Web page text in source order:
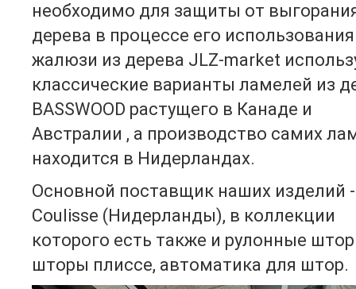
необходимо для защиты от
дерева в процессе его
жалюзи из дерева JLZ-market
классические варианты ламелей из
BASSWOOD растущего в Канаде и
Австралии , а производство самих
находится в Нидерландах.
Основной поставщик наших изделий -
Coulisse (Нидерланды), в коллекции
которого есть также и рулонные
шторы плиссе, автоматика для штор.